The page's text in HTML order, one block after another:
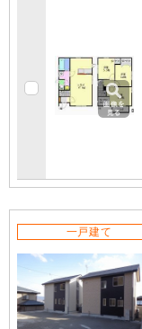
一戸建て